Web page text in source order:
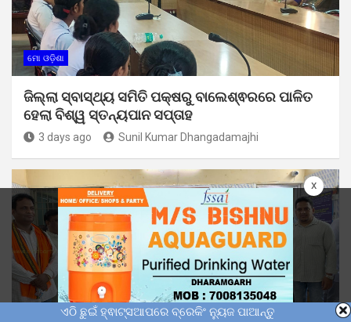
x
ମୋ ଓଡ଼ିଶା
ଜିଲ୍ଲା ସ୍ବାସ୍ଥ୍ୟ ସମିତି ପକ୍ଷରୁ ବାଲେଶ୍ଵରରେ ପାଳିତ
ହେଲା ବିଶ୍ୱ ସ୍ତନ୍ୟପାନ ସପ୍ତାହ
3 days ago Sunil Kumar Dhangadamajhi
ମୋ ଓଡ଼ିଶାଏଠି ଛୁଇଁ ହ୍ଵାଟ୍ସଆପରେ ବ୍ରେକିଂ ନ୍ୟୁଜ ପାଆନ୍ତୁ